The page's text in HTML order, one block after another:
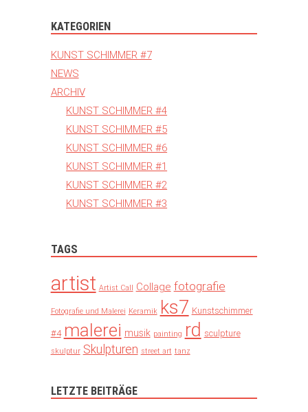
KATEGORIEN
KUNST SCHIMMER #7
NEWS
ARCHIV
KUNST SCHIMMER #4
KUNST SCHIMMER #5
KUNST SCHIMMER #6
KUNST SCHIMMER #1
KUNST SCHIMMER #2
KUNST SCHIMMER #3
TAGS
artist Artist Call Collage fotografie
Fotografie und Malerei Keramik ks7 Kunstschimmer
#4 malerei musik painting rd sculpture
skulptur Skulpturen street art tanz
LETZTE BEITRÄGE